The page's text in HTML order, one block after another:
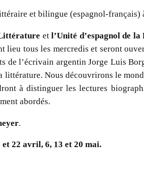
et bilingue (espagnol-français)
etl’Unité d’espagnol de
tous les mercredis et seront
de l’écrivain argentin Jorge Luis
littérature. Nous découvrirons le
à distinguer les lectures
abordés.
.
22 avril, 6, 13 et 20 mai.